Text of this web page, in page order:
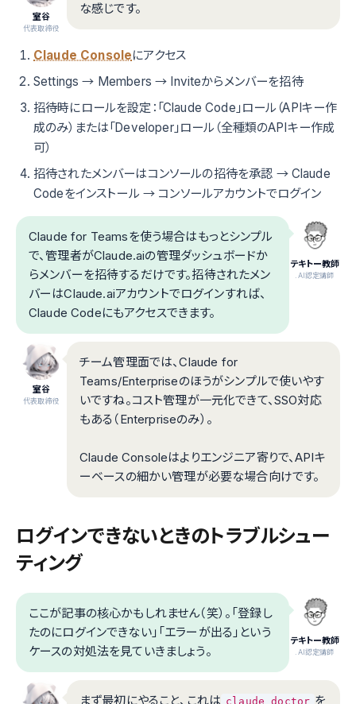
室谷
代表取締役
な感じです。
Claude Consoleにアクセス
Settings → Members → Inviteからメンバーを招待
招待時にロールを設定：「Claude Code」ロール（APIキー作
成のみ）または「Developer」ロール（全種類のAPIキー作成
可）
招待されたメンバーはコンソールの招待を承認 → Claude
Codeをインストール → コンソールアカウントでログイン
テキトー教師
.AI認定講師
Claude for Teamsを使う場合はもっとシンプル
で、管理者がClaude.aiの管理ダッシュボードか
らメンバーを招待するだけです。招待されたメン
バーはClaude.aiアカウントでログインすれば、
Claude Codeにもアクセスできます。
室谷
代表取締役
チーム管理面では、Claude for
Teams/Enterpriseのほうがシンプルで使いやす
いですね。コスト管理が一元化できて、SSO対応
もある（Enterpriseのみ）。
Claude Consoleはよりエンジニア寄りで、APIキ
ーベースの細かい管理が必要な場合向けです。
ログインできないときのトラブルシュー
ティング
テキトー教師
.AI認定講師
ここが記事の核心かもしれません（笑）。「登録し
たのにログインできない」「エラーが出る」という
ケースの対処法を見ていきましょう。
まず最初にやること、これは claude doctor を